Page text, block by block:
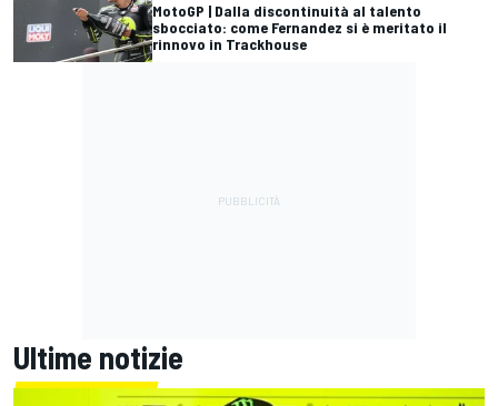
MotoGP | Dalla discontinuità al talento
sbocciato: come Fernandez si è meritato il
rinnovo in Trackhouse
Ultime notizie